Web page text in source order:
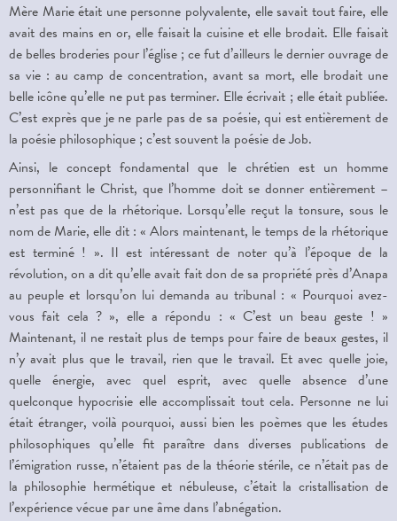
Mère Marie était une personne polyvalente, elle savait tout faire, elle
avait des mains en or, elle faisait la cuisine et elle brodait. Elle faisait
de belles broderies pour l’église ; ce fut d’ailleurs le dernier ouvrage de
sa vie : au camp de concentration, avant sa mort, elle brodait une
belle icône qu’elle ne put pas terminer. Elle écrivait ; elle était publiée.
C’est exprès que je ne parle pas de sa poésie, qui est entièrement de
la poésie philosophique ; c’est souvent la poésie de Job.
Ainsi, le concept fondamental que le chrétien est un homme
personnifiant le Christ, que l’homme doit se donner entièrement –
n’est pas que de la rhétorique. Lorsqu’elle reçut la tonsure, sous le
nom de Marie, elle dit : « Alors maintenant, le temps de la rhétorique
est terminé ! ». Il est intéressant de noter qu’à l’époque de la
révolution, on a dit qu’elle avait fait don de sa propriété près d’Anapa
au peuple et lorsqu’on lui demanda au tribunal : « Pourquoi avez-
vous fait cela ? », elle a répondu : « C’est un beau geste ! »
Maintenant, il ne restait plus de temps pour faire de beaux gestes, il
n’y avait plus que le travail, rien que le travail. Et avec quelle joie,
quelle énergie, avec quel esprit, avec quelle absence d’une
quelconque hypocrisie elle accomplissait tout cela. Personne ne lui
était étranger, voilà pourquoi, aussi bien les poèmes que les études
philosophiques qu’elle fit paraître dans diverses publications de
l’émigration russe, n’étaient pas de la théorie stérile, ce n’était pas de
la philosophie hermétique et nébuleuse, c’était la cristallisation de
l’expérience vécue par une âme dans l’abnégation.